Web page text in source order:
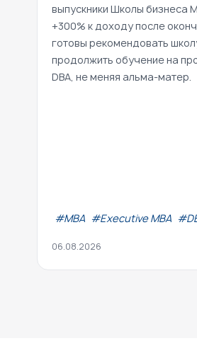
выпускники Школы
+300% к доходу после
готовы рекомендовать
продолжить обучение на
DBA, не меняя альма-матер.
#МВА #Executive MBA
06.08.2026